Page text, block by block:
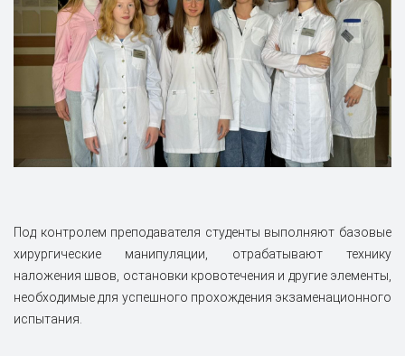
Под контролем преподавателя студенты выполняют базовые
хирургические манипуляции, отрабатывают технику
наложения швов, остановки кровотечения и другие элементы,
необходимые для успешного прохождения экзаменационного
испытания.